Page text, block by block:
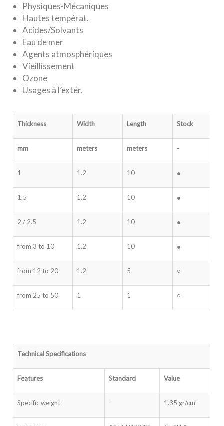
Physiques-Mécaniques
Hautes températ.
Acides/Solvants
Eau de mer
Agents atmosphériques
Vieillissement
Ozone
Usages à l’extér.
Thickness Width Length Stock
mm meters meters -
1 1.2 10 ●
1.5 1.2 10 ●
2 / 2.5 1.2 10 ●
from 3 to 10 1.2 10 ●
from 12 to 20 1.2 5 ○
from 25 to 50 1 1 ○
Technical Specifications
Features Standard Value
Specific weight - 1.35 gr/cm³